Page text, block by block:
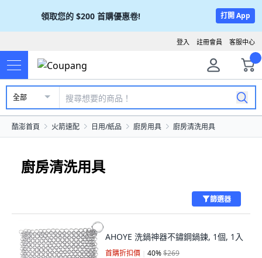
領取您的 $200 首購優惠卷! 打開 App
客服中心
註冊會員
登入
全部
酷澎首頁 火箭速配 日用/紙品 廚房用具 廚房清洗用具
廚房清洗用具
篩選器
AHOYE 洗鍋神器不鏽鋼鍋鍊, 1個, 1入
首購折扣價 40%$269